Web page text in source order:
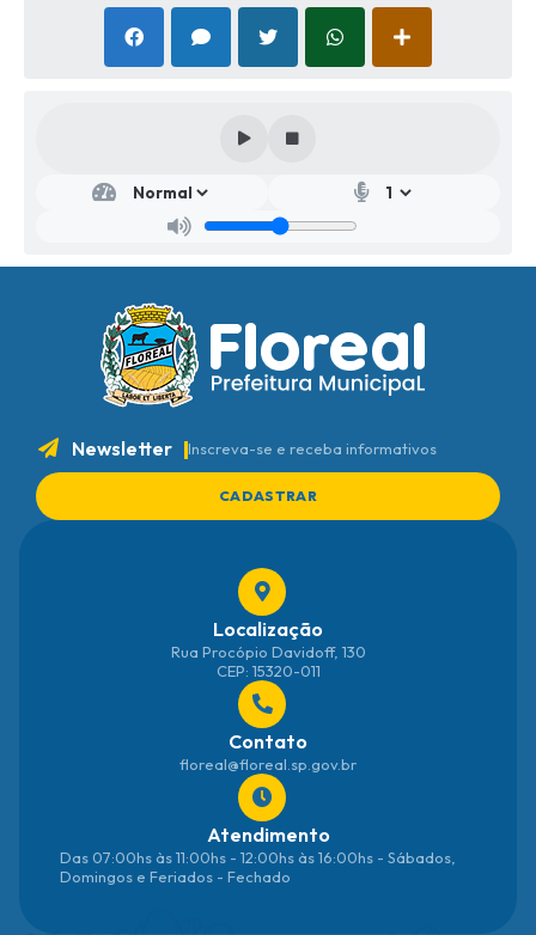
Newsletter Inscreva-se e receba informativos
CADASTRAR
Localização
Rua Procópio Davidoff, 130
CEP: 15320-011
Contato
floreal@floreal.sp.gov.br
Atendimento
Das 07:00hs às 11:00hs - 12:00hs às 16:00hs - Sábados,
Domingos e Feriados - Fechado